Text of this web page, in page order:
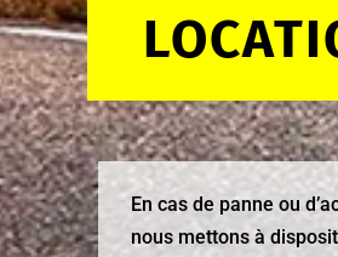
En cas de panne ou
nous mettons à